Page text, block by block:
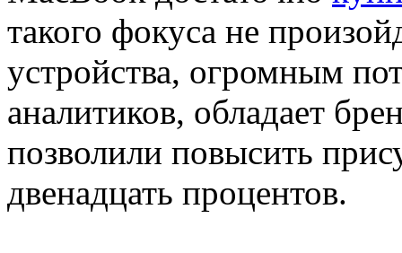
такого фокуса не
устройства, огромным
аналитиков, обладает
позволили повысить
двенадцать процентов.